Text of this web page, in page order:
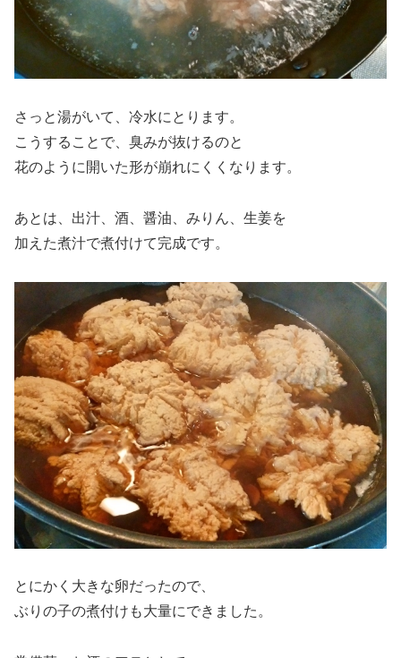
さっと湯がいて、冷水にとります。
こうすることで、臭みが抜けるのと
花のように開いた形が崩れにくくなります。
あとは、出汁、酒、醤油、みりん、生姜を
加えた煮汁で煮付けて完成です。
とにかく大きな卵だったので、
ぶりの子の煮付けも大量にできました。